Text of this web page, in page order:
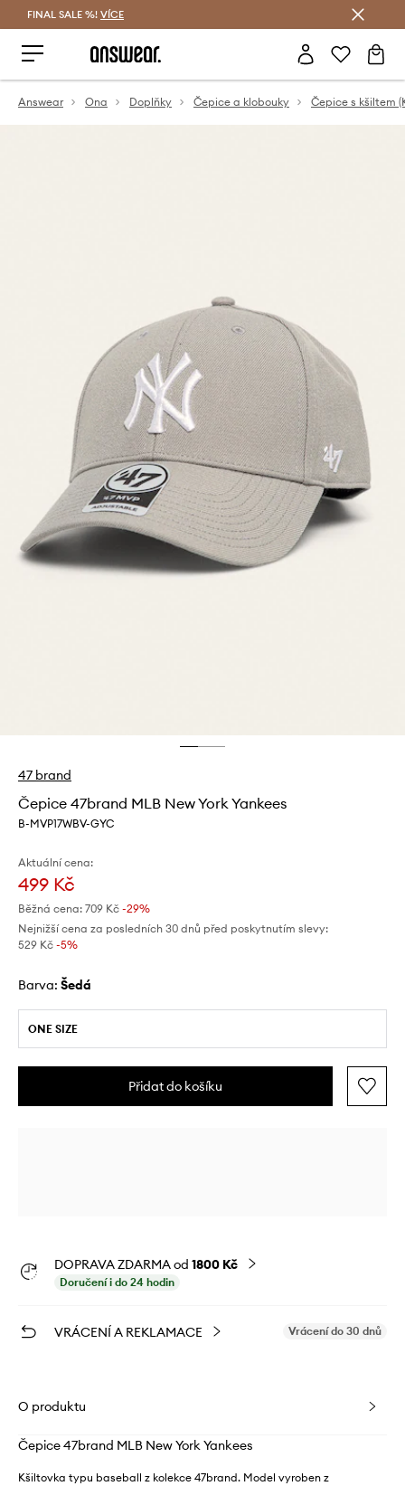
FINAL SALE %! VÍCE
Answear Ona Doplňky Čepice a klobouky Čepice s kšiltem
47 brand
Čepice 47brand MLB New York Yankees
B-MVP17WBV-GYC
Aktuální cena:
499 Kč
Běžná cena: 709 Kč -29%
Nejnižší cena za posledních 30 dnů před poskytnutím slevy:
529 Kč -5%
Barva: šedá
ONE SIZE
Přidat do košíku
DOPRAVA ZDARMA od 1800 Kč
Doručení i do 24 hodin
VRÁCENÍ A REKLAMACE Vrácení do 30 dnů
O produktu
Čepice 47brand MLB New York Yankees
Kšiltovka typu baseball z kolekce 47brand. Model vyroben z